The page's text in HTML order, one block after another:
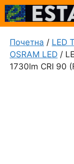
Skip
to
content
Почетна / LED
OSRAM LED /
1730lm CRI 90